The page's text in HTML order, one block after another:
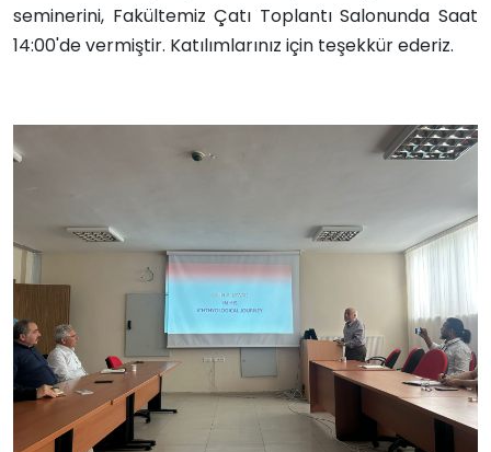
seminerini, Fakültemiz Çatı Toplantı Salonunda Saat
14:00'de vermiştir. Katılımlarınız için teşekkür ederiz.